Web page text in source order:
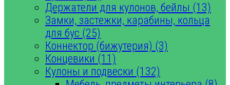
Держатели для кулонов, бейлы (13)
Замки, застежки, карабины, кольца
для бус (25)
Коннектор (бижутерия) (3)
Концевики (11)
Кулоны и подвески (132)